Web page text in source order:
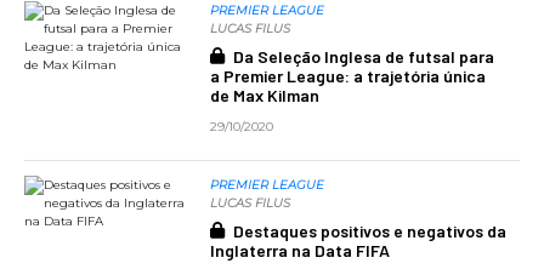
PREMIER LEAGUE
LUCAS FILUS
Da Seleção Inglesa de futsal para
a Premier League: a trajetória única
de Max Kilman
29/10/2020
PREMIER LEAGUE
LUCAS FILUS
Destaques positivos e negativos da
Inglaterra na Data FIFA